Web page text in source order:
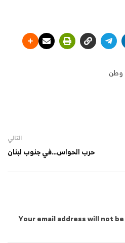
وطن
التالي
حرب الحواس…في جنوب لبنان
Your email address will not